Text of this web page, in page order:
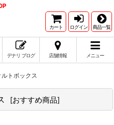
カート ログイン 商品一覧
デナリ ブログ 店舗情報 メニュー
トボックス
[おすすめ商品]